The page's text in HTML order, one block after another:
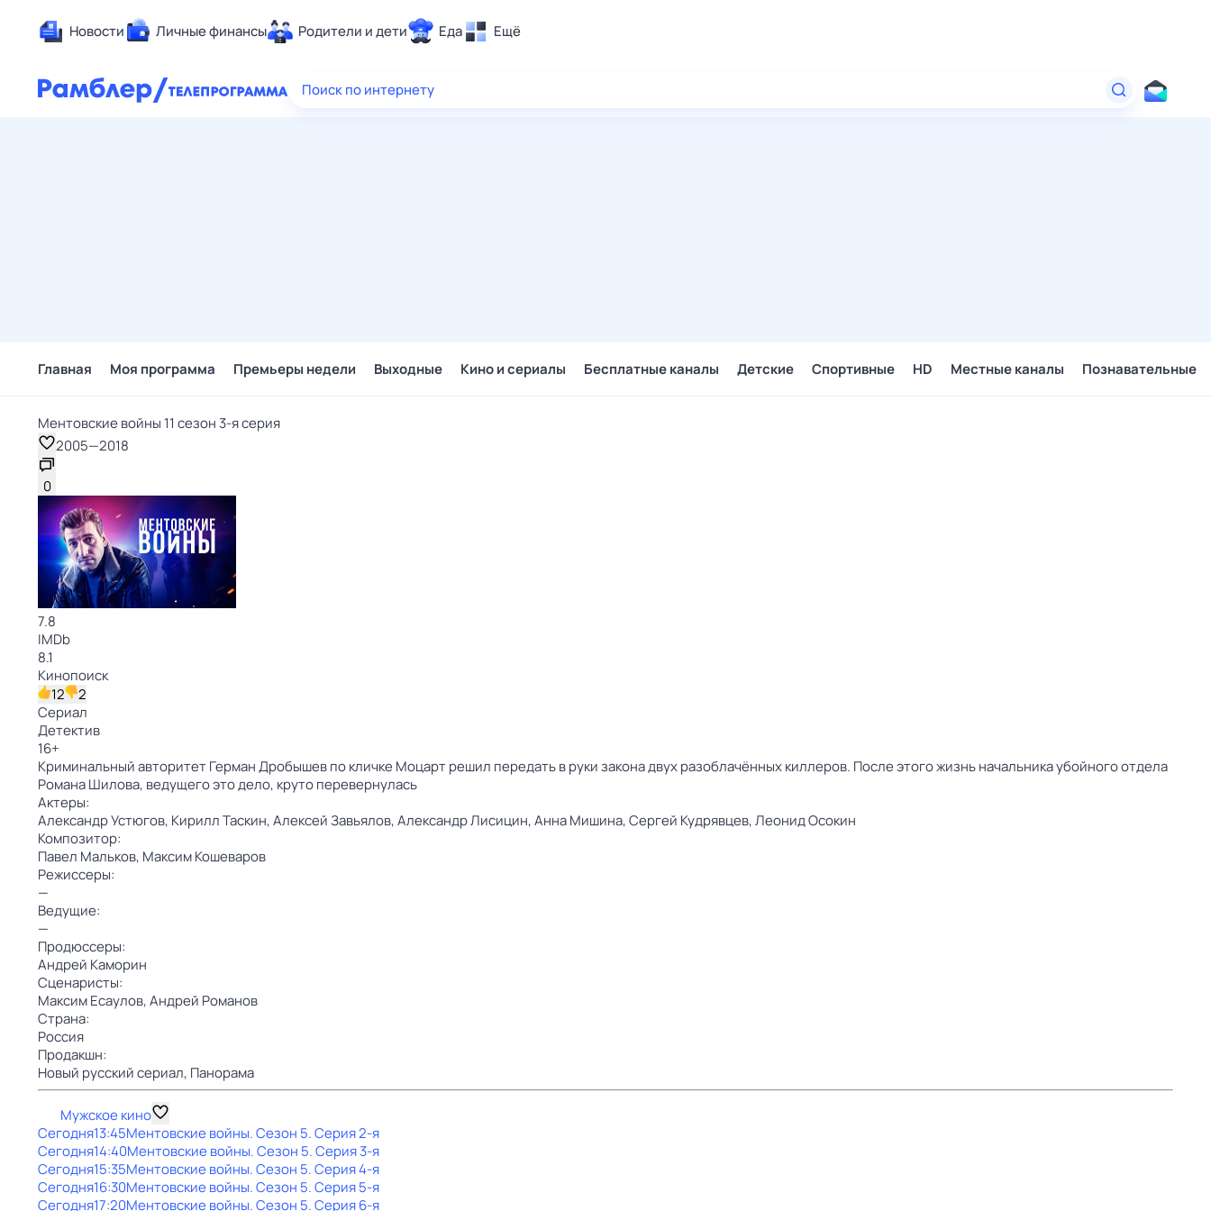
Новости Личные финансы Родители и дети Еда Ещё
Здоровье
Поиск по интернету
Главная Моя программа Премьеры недели Выходные Кино и сериалы Бесплатные каналы Детские Спортивные HD Местные каналы Познавательные
Ментовские войны 11 сезон 3-я серия
2005—2018
0
7.8
IMDb
8.1
Кинопоиск
12
2
Сериал
Детектив
16+
Криминальный авторитет Герман Дробышев по кличке Моцарт решил передать в руки закона двух разоблачённых киллеров. После этого жизнь начальника убойного отдела
Романа Шилова, ведущего это дело, круто перевернулась
Актеры:
Александр Устюгов, Кирилл Таскин,Алексей Завьялов,Александр Лисицин,Анна Мишина,Сергей Кудрявцев,Леонид Осокин
Композитор:
Павел Мальков, Максим Кошеваров
Режиссеры:
—
Ведущие:
—
Продюссеры:
Андрей Каморин
Сценаристы:
Максим Есаулов,Андрей Романов
Страна:
Россия
Продакшн:
Новый русский сериал, Панорама
Мужское кино
Сегодня13:45Ментовские войны. Сезон 5. Серия 2-я
Сегодня14:40Ментовские войны. Сезон 5. Серия 3-я
Сегодня15:35Ментовские войны. Сезон 5. Серия 4-я
Сегодня16:30Ментовские войны. Сезон 5. Серия 5-я
Сегодня17:20Ментовские войны. Сезон 5. Серия 6-я